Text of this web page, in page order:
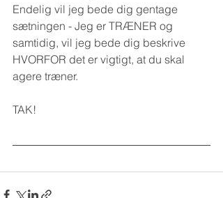
Endelig vil jeg bede dig gentage
sætningen - Jeg er TRÆNER og
samtidig, vil jeg bede dig beskrive
HVORFOR det er vigtigt, at du skal
agere træner.
TAK!